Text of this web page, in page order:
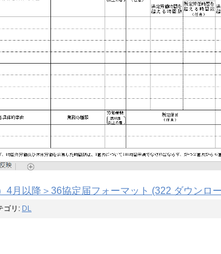
4月以降＞36協定届フォーマット (322 ダウンロ
ゴリ: DL